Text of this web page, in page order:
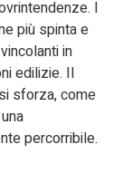
I
più spinta e
in
edilizie. Il
sforza, come
percorribile.